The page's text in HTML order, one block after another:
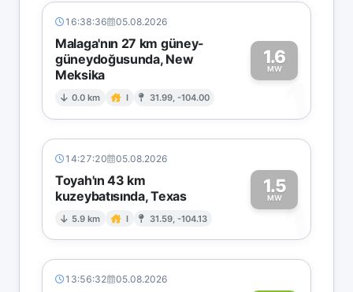
16:38:36 05.08.2026
Malaga'nın 27 km güney-
güneydoğusunda, New
Meksika
0.0 km I 31.99, -104.00
1.6
MW
1
14:27:20 05.08.2026
Toyah'ın 43 km
kuzeybatısında, Texas
5.9 km I 31.59, -104.13
1.5
MW1
13:56:32 05.08.2026